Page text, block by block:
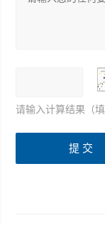
请输入计算结果（